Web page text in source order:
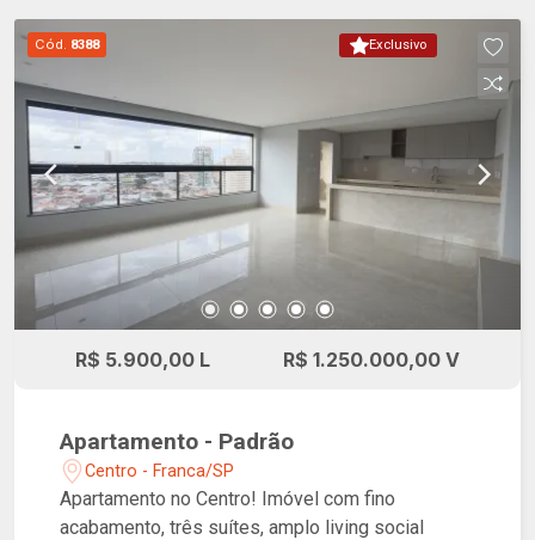
pet place, salão de festas adulto e infantil, family
club com churrasqueira, forno de pizza e piscina
exclusivos. Localização privilegiada na região
central, próximo a centros comerciais
importantes, academias e escolas.
Exclusivo
Cód. 8388
R$ 5.900,00 L R$ 1.250.000,00 V
Apartamento - Padrão
Centro - Franca/SP
Apartamento no Centro! Imóvel com fino
acabamento, três suítes, amplo living social